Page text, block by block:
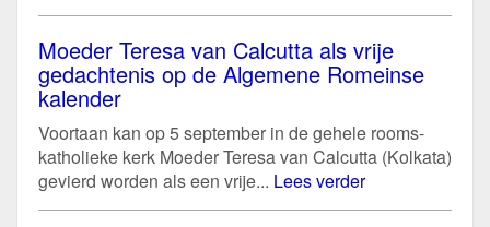
Moeder Teresa van Calcutta als vrije
gedachtenis op de Algemene Romeinse
kalender
Voortaan kan op 5 september in de gehele rooms-
katholieke kerk Moeder Teresa van Calcutta (Kolkata)
gevierd worden als een vrije... Lees verder